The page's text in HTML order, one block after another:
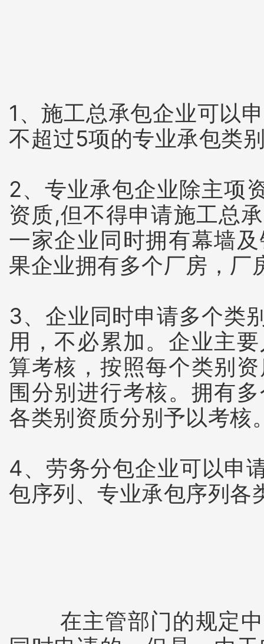
1、施工总承包企业可以
不超过5项的专业承包类
2、专业承包企业除主项
资质,但不得申请施工总
一家企业同时拥有幕墙
果企业拥有多个厂房，厂
3、企业同时申请多个类
用，不必累加。企业主
算考核，按照每个类别
围分别进行考核。拥有
各类别资质分别予以考核
4、劳务分包企业可以申
包序列、专业承包序列各
在主管部门的规定